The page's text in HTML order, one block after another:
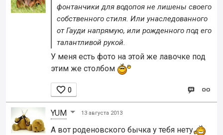
фонтанчики для водопоя не лишены своего
собственного стиля. Или унаследованного
от Гауди напрямую, или рожденного под его
талантливой рукой.
У меня есть фото на этой же лавочке под
этим же столбом
 0
YUM 13 августа 2013
А вот роденовского бычка у тебя нету